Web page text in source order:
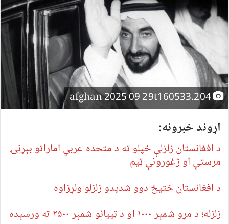
afghan 2025 09 29t160533.204
اړوند خبرونه:
د افغانستان زلزلې ځپلو ته د متحده عربي اماراتو بېړنۍ
مرستې او ژغورونې ټیم
د افغانستان ختیځ دوو شدیدو زلزلو ولړزاوه
زلزله؛ د مړو شمېر ۱۰۰۰ او د ټپیانو شمېر ۲۵۰۰ ته ورسېده